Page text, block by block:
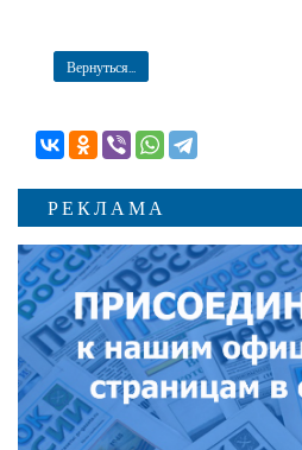
Вернуться...
РЕКЛАМА